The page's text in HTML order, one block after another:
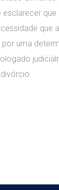
esclarecer
que
uma